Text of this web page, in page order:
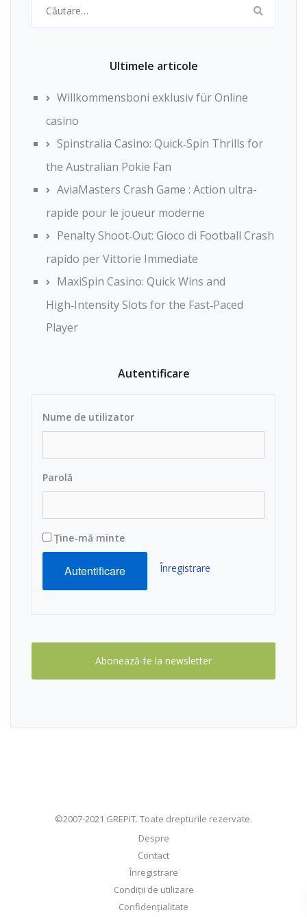
după:
Ultimele articole
Willkommensboni exklusiv für Online
casino
Spinstralia Casino: Quick‑Spin Thrills for
the Australian Pokie Fan
AviaMasters Crash Game : Action ultra-
rapide pour le joueur moderne
Penalty Shoot‑Out: Gioco di Football Crash
rapido per Vittorie Immediate
MaxiSpin Casino: Quick Wins and
High‑Intensity Slots for the Fast‑Paced
Player
Autentificare
Nume de utilizator
Parolă
Ține-mă minte
Înregistrare
Abonează-te la newsletter
©2007-2021 GREPIT. Toate drepturile rezervate.
Despre
Contact
Înregistrare
Condiţii de utilizare
Confidenţialitate